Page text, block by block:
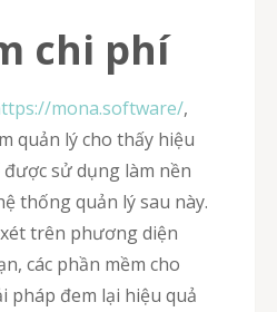
chi phí
mona.software/,
quản lý cho thấy hiệu
sử dụng làm nền
thống quản lý sau này.
trên phương diện
các phần mềm cho
pháp đem lại hiệu quả